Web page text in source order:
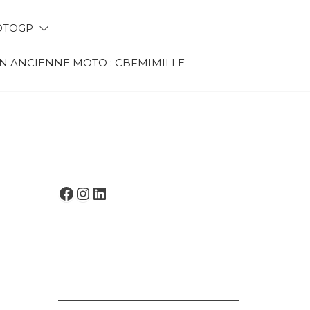
ANCIENNE MOTO : CBFMIMILLE
FACEBOOK
INSTAGRAM
LINKEDIN